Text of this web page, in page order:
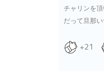
チャリンを
だって旦那い
+21